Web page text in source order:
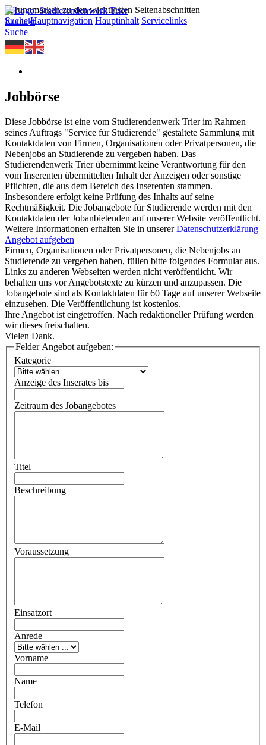
Sprungmarken zu den wichtigsten Seitenabschnitten
Suche Hauptnavigation Hauptinhalt Servicelinks
Kontakt
Suche
Jobbörse
Diese Jobbörse ist eine vom Studierendenwerk Trier im Rahmen
seines Auftrags "Service für Studierende" gestaltete Sammlung mit
Kontaktdaten von Firmen, Organisationen oder Privatpersonen, die
Nebenjobs an Studierende zu vergeben haben. Das
Studierendenwerk Trier übernimmt keine Verantwortung für den
vom Inserenten übermittelten Inhalt der Anzeigen oder sonstige
Pflichten, die aus dem Bereich des Inserenten stammen.
Insbesondere erfolgt keine Prüfung des Inhalts auf seine
Rechtmäßigkeit. Die Jobangebote für Studierende werden mit den
Kontaktdaten der Jobanbietenden auf unserer Website veröffentlicht.
Weitere Informationen erhalten Sie in unsererDatenschutzerklärung
Angebot aufgeben
Firmen, Organisationen oder Privatpersonen, die Nebenjobs an
Studierende zu vergeben haben, füllen bitte folgendes Formular aus.
Links zu anderen Webseiten werden nicht veröffentlicht. Wir
behalten uns vor Angebotstexte zu kürzen und anzupassen. Die
Jobangebote sind als Kontaktdaten für 60 Tage auf unserer Webseite
einzusehen. Die Veröffentlichung ist kostenlos.
Ihre Angebot ist eingetroffen. Nach redaktioneller Prüfung werden
wir dieses freischalten.
Vielen Dank.
Felder Angebot aufgeben:
Kategorie
Anzeige des Inserates bis
Zeitraum des Jobangebotes
Titel
Beschreibung
Voraussetzung
Einsatzort
Anrede
Vorname
Name
Telefon
E-Mail